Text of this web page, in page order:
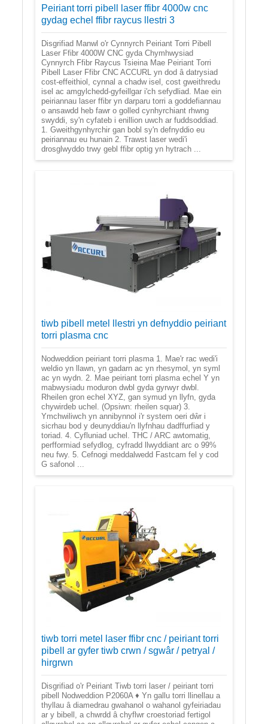
Peiriant torri pibell laser ffibr 4000w cnc
gydag echel ffibr raycus llestri 3
Disgrifiad Manwl o'r Cynnyrch Peiriant Torri Pibell
Laser Ffibr 4000W CNC gyda Chymhwysiad
Cynnyrch Ffibr Raycus Tsieina Mae Peiriant Torri
Pibell Laser Ffibr CNC ACCURL yn dod â datrysiad
cost-effeithiol, cynnal a chadw isel, cost gweithredu
isel ac amgylchedd-gyfeillgar i'ch sefydliad. Mae ein
peiriannau laser ffibr yn darparu torri a goddefiannau
o ansawdd heb fawr o golled cynhyrchiant rhwng
swyddi, sy'n cyfateb i enillion uwch ar fuddsoddiad.
1. Gweithgynhyrchir gan bobl sy'n defnyddio eu
peiriannau eu hunain 2. Trawst laser wedi'i
drosglwyddo trwy gebl ffibr optig yn hytrach ...
tiwb pibell metel llestri yn defnyddio peiriant
torri plasma cnc
Nodweddion peiriant torri plasma 1. Mae'r rac wedi'i
weldio yn llawn, yn gadarn ac yn rhesymol, yn syml
ac yn wydn. 2. Mae peiriant torri plasma echel Y yn
mabwysiadu moduron dwbl gyda gyrwyr dwbl.
Rheilen gron echel XYZ, gan symud yn llyfn, gyda
chywirdeb uchel. (Opsiwn: rheilen squar) 3.
Ymchwiliwch yn annibynnol i'r system oeri dŵr i
sicrhau bod y deunyddiau'n llyfnhau dadffurfiad y
toriad. 4. Cyfluniad uchel. THC / ARC awtomatig,
perfformiad sefydlog, cyfradd llwyddiant arc o 99%
neu fwy. 5. Cefnogi meddalwedd Fastcam fel y cod
G safonol ...
tiwb torri metel laser ffibr cnc / peiriant torri
pibell ar gyfer tiwb crwn / sgwâr / petryal /
hirgrwn
Disgrifiad o'r Peiriant Tiwb torri laser / peiriant torri
pibell Nodweddion P2060A ♦ Yn gallu torri llinellau a
thyllau â diamedrau gwahanol o wahanol gyfeiriadau
ar y bibell, a chwrdd â chyflwr croestoriad fertigol